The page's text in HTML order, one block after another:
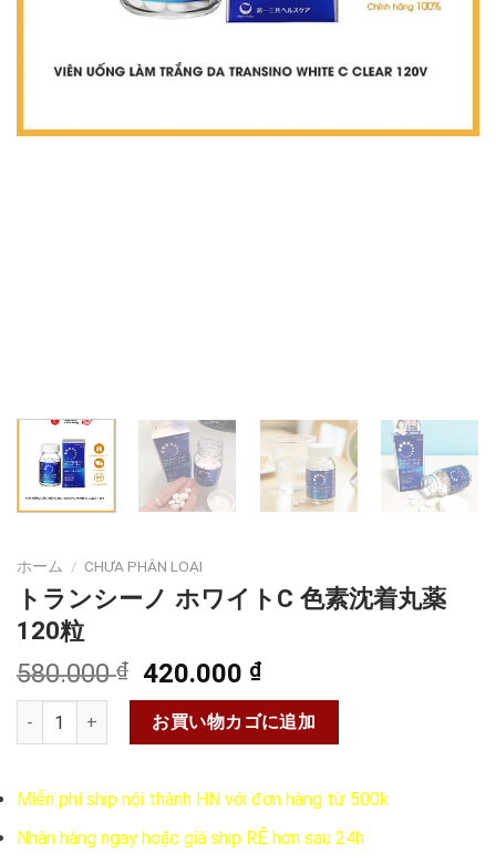
ホーム / CHƯA PHÂN LOẠI
トランシーノ ホワイトC 色素沈着丸薬
120粒
580.000₫
元
の
価
格
580.000 ₫
で
420.000 ₫現
在
の
価
は
420.000 ₫
トランシーノ ホワイトC 色素沈着丸薬 120粒個
お買い物カゴに追加
Miễn phí ship nội thành HN với đơn hàng từ 500k
Nhận hàng ngay hoặc giá ship RẺ hơn sau 24h